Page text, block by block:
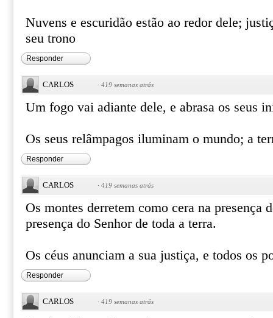
Nuvens e escuridão estão ao redor dele;
seu trono
Responder
CARLOS · 419 semanas atrás
Um fogo vai adiante dele, e abrasa os seus
Os seus relâmpagos iluminam o mundo; a
Responder
CARLOS · 419 semanas atrás
Os montes derretem como cera na presença
presença do Senhor de toda a terra.
Os céus anunciam a sua justiça, e todos os
Responder
CARLOS · 419 semanas atrás